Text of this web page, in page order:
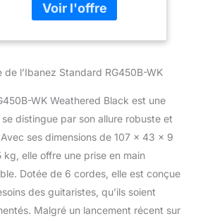
combinaison équilibrée
de finitions soignées et
OBJECTIF - Votre
priorité absolue et se
préoccupations.
de l’Ibanez Standard RG450B-WK
WK Weathered Black est une
distingue par son allure robuste et
ses dimensions de 107 x 43 x 9
elle offre une prise en main
Dotée de 6 cordes, elle est conçue
des guitaristes, qu’ils soient
Malgré un lancement récent sur